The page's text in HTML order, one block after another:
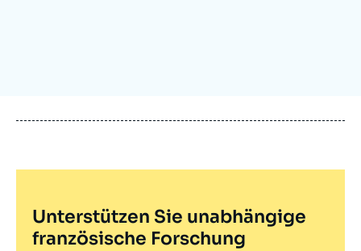
Unterstützen Sie unabhängige
französische Forschung